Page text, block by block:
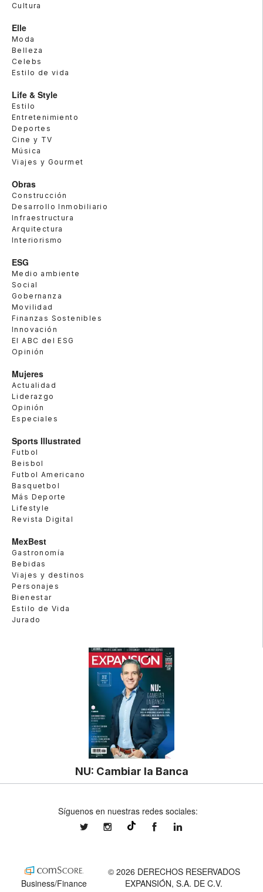
Cultura
Elle
Moda
Belleza
Celebs
Estilo de vida
Life & Style
Estilo
Entretenimiento
Deportes
Cine y TV
Música
Viajes y Gourmet
Obras
Construcción
Desarrollo Inmobiliario
Infraestructura
Arquitectura
Interiorismo
ESG
Medio ambiente
Social
Gobernanza
Movilidad
Finanzas Sostenibles
Innovación
El ABC del ESG
Opinión
Mujeres
Actualidad
Liderazgo
Opinión
Especiales
Sports Illustrated
Futbol
Beisbol
Futbol Americano
Basquetbol
Más Deporte
Lifestyle
Revista Digital
MexBest
Gastronomía
Bebidas
Viajes y destinos
Personajes
Bienestar
Estilo de Vida
Jurado
NU: Cambiar la Banca
Síguenos en nuestras redes sociales:
expansionmxexpansionmx ExpansionMex
Business/Finance
© 2026 DERECHOS RESERVADOS
EXPANSIÓN, S.A. DE C.V.